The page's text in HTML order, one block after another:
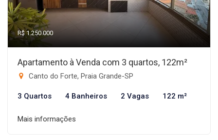
R$ 1.250.000
Apartamento à Venda com 3 quartos, 122m²
Canto do Forte, Praia Grande-SP
3 Quartos 4 Banheiros 2 Vagas 122 m²
Mais informações